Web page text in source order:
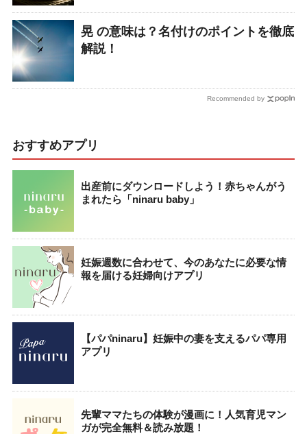
晃 の意味は？名付けのポイントを徹底
解説！
Recommended by
おすすめアプリ
出産前にダウンロードしよう！赤ちゃんがう
まれたら「ninaru baby」
妊娠週数に合わせて、今のあなたに必要な情
報を届ける妊婦向けアプリ
【パパninaru】妊娠中の妻を支えるパパ専用
アプリ
先輩ママたちの体験が漫画に！人気育児マン
ガが完全無料＆読み放題！